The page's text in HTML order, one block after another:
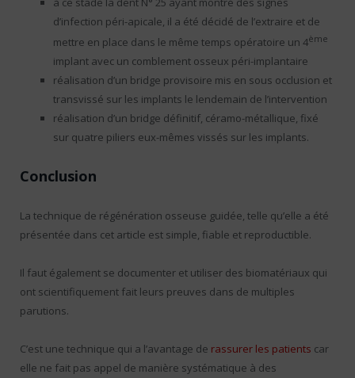
d’infection péri-apicale, il a été décidé de l’extraire et de
mettre en place dans le même temps opératoire un 4ème
implant avec un comblement osseux péri-implantaire
réalisation d’un bridge provisoire mis en sous occlusion et
transvissé sur les implants le lendemain de l’intervention
réalisation d’un bridge définitif, céramo-métallique, fixé
sur quatre piliers eux-mêmes vissés sur les implants.
Conclusion
La technique de régénération osseuse guidée, telle qu’elle a été
présentée dans cet article est simple, fiable et reproductible.
Il faut également se documenter et utiliser des biomatériaux qui
ont scientifiquement fait leurs preuves dans de multiples
parutions.
C’est une technique qui a l’avantage de rassurer les patients car
elle ne fait pas appel de manière systématique à des